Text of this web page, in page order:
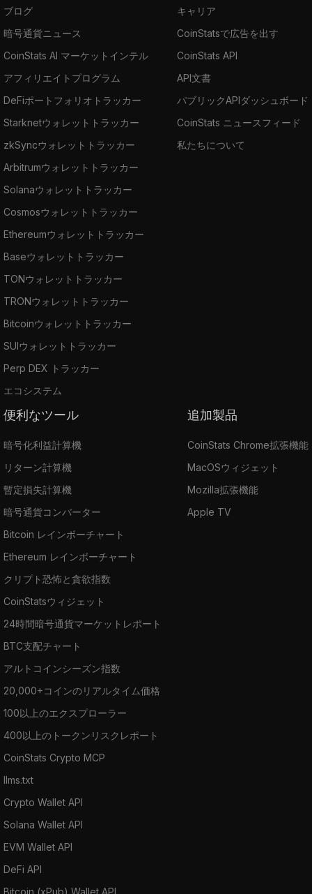
ブログ
暗号通貨ニュース
CoinStats AI マーケットインテル
アフィリエイトプログラム
DeFiポートフォリオトラッカー
Starknetウォレットトラッカー
zkSyncウォレットトラッカー
Arbitrumウォレットトラッカー
Solanaウォレットトラッカー
Cosmosウォレットトラッカー
Ethereumウォレットトラッカー
Baseウォレットトラッカー
TONウォレットトラッカー
TRONウォレットトラッカー
Bitcoinウォレットトラッカー
SUIウォレットトラッカー
Perp DEX トラッカー
エコシステム
キャリア
CoinStatsで広告を出す
CoinStats API
API文書
パブリックAPIダッシュボード
CoinStats ニュースフィード
私たちについて
便利なツール
暗号化利益計算機
リターン計算機
暫定損失計算機
暗号通貨コンバーター
Bitcoin レインボーチャート
Ethereum レインボーチャート
クリプト恐怖と貪欲指数
CoinStatsウィジェット
24時間暗号通貨マーケットレポート
BTC支配チャート
アルトコインシーズン指数
20,000+コインのリアルタイム価格
100以上のエクスプローラー
400以上のトークンリスクレポート
CoinStats Crypto MCP
llms.txt
Crypto Wallet API
Solana Wallet API
EVM Wallet API
DeFi API
Bitcoin (xPub) Wallet API
追加製品
CoinStats Chrome拡張機能
MacOSウィジェット
Mozilla拡張機能
Apple TV